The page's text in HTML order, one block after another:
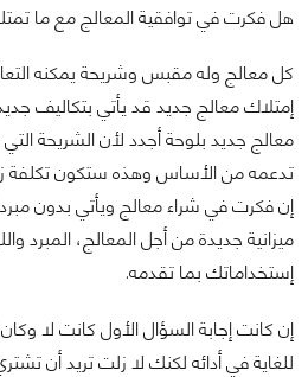
هل فكرت في توافقية المعالج مع ما
كل معالج وله مقبس وشريحة يمكنه
إمتلاك معالج جديد قد يأتي بتكاليف
معالج جديد بلوحة أجدد لأن الشريحة
تدعمه من الأساس وهذه ستكون تكلفة
إن فكرت في شراء معالج ويأتي بدون
ميزانية جديدة من أجل المعالج، المبرد
إستخداماتك بما تقدمه.
إن كانت إجابة السؤال الأول كانت لا
للغاية في أدائه لكنك لا زلت تريد أن